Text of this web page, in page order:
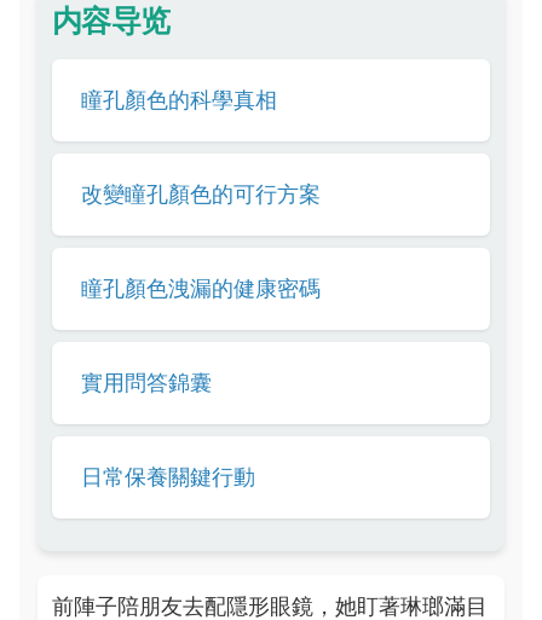
内容导览
瞳孔顏色的科學真相
改變瞳孔顏色的可行方案
瞳孔顏色洩漏的健康密碼
實用問答錦囊
日常保養關鍵行動
前陣子陪朋友去配隱形眼鏡，她盯著琳瑯滿目